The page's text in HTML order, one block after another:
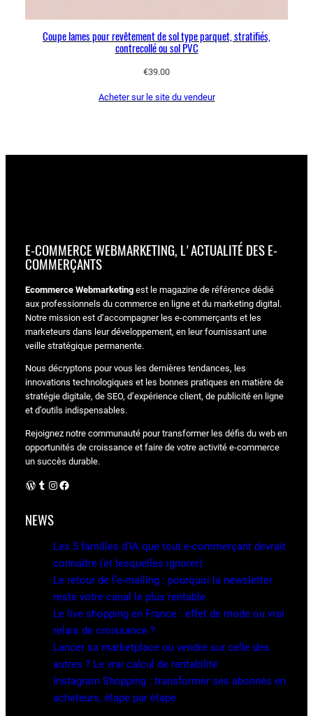
Coupe lames pour revêtement de sol type parquet, stratifiés,
contrecollé ou sol PVC
€39.00
Acheter sur le site du vendeur
E-COMMERCE WEBMARKETING, L'ACTUALITÉ DES E-
COMMERÇANTS
Ecommerce Webmarketing est le magazine de référence dédié
aux professionnels du commerce en ligne et du marketing digital.
Notre mission est d’accompagner les e-commerçants et les
marketeurs dans leur développement, en leur fournissant une
veille stratégique permanente.
Nous décryptons pour vous les dernières tendances, les
innovations technologiques et les bonnes pratiques en matière de
stratégie digitale, de SEO, d’expérience client, de publicité en ligne
et d’outils indispensables.
Rejoignez notre communauté pour transformer les défis du web en
opportunités de croissance et faire de votre activité e-commerce
un succès durable.
WordPress Instagram Facebook
NEWS
Les 5 familles d’IA que tout e-commerçant devrait
connaître (et lesquelles ignorer)
Le retour de l’e-mailing : pourquoi la newsletter
reste votre canal le plus rentable
Le live shopping en France : effet de mode ou vrai
relais de croissance ?
Lancer sa marketplace ou vendre sur celle des
autres ? Le vrai calcul de rentabilité
Instagram Shopping : transformer ses abonnés en
acheteurs, étape par étape